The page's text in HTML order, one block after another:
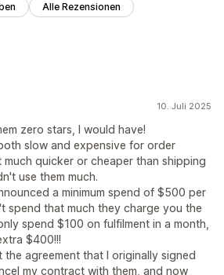
Alle Rezensionen
10. Juli 2025
zero stars, I would have!
slow and expensive for order
quicker or cheaper than shipping
use them much.
a minimum spend of $500 per
spend that much they charge you the
spend $100 on fulfilment in a month,
$400!!!
agreement that I originally signed
my contract with them, and now